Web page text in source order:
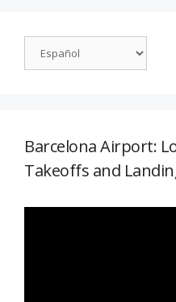
Barcelona Airport:
Takeoffs and